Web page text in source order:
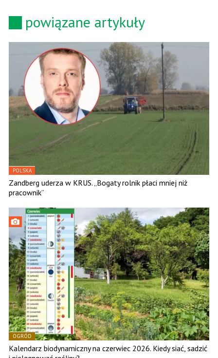
powiązane artykuły
POLSKA
Zandberg uderza w KRUS. „Bogaty rolnik płaci mniej niż
pracownik”
OGRÓD
Kalendarz biodynamiczny na czerwiec 2026. Kiedy siać, sadzić